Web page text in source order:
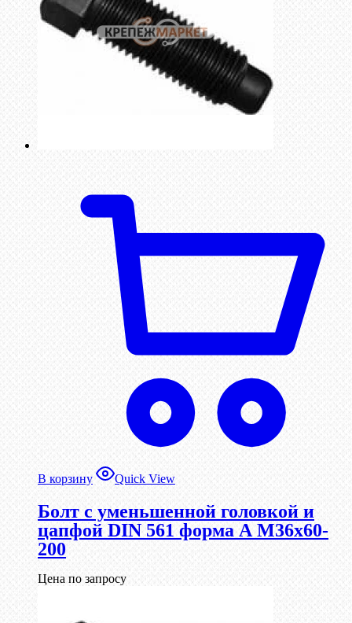
В корзину Quick View
Болт с уменьшенной головкой и
цапфой DIN 561 форма А М36х60-
200
Цена по запросу